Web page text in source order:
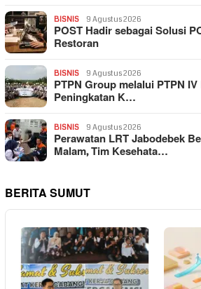
BISNIS 9 Agustus 2026
POST Hadir sebagai Solusi
Restoran
BISNIS 9 Agustus 2026
PTPN Group melalui PTPN
Peningkatan K…
BISNIS 9 Agustus 2026
Perawatan LRT Jabodebek
Malam, Tim Kesehata…
BERITA SUMUT